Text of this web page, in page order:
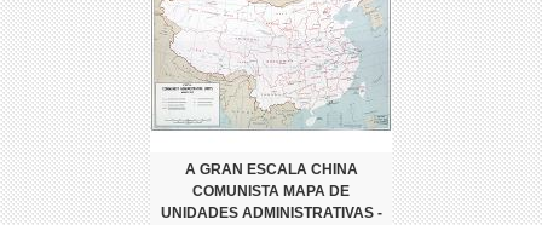
A GRAN ESCALA CHINA
COMUNISTA MAPA DE
UNIDADES ADMINISTRATIVAS -